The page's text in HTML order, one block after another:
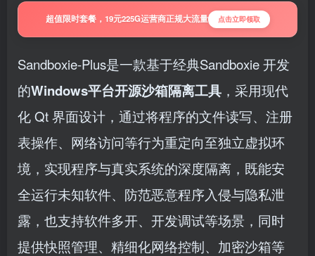
超值限时套餐，19元225G运营商正规大流量 点击立即领取
Sandboxie-Plus是一款基于经典Sandboxie 开发
的Windows平台开源沙箱隔离工具 ，采用现代
化 Qt 界面设计，通过将程序的文件读写、注册
表操作、网络访问等行为重定向至独立虚拟环
境，实现程序与真实系统的深度隔离，既能安
全运行未知软件、防范恶意程序入侵与隐私泄
露，也支持软件多开、开发调试等场景，同时
提供快照管理、精细化网络控制、加密沙箱等